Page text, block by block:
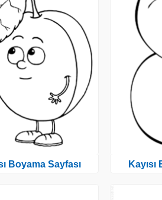
Boyama Sayfası